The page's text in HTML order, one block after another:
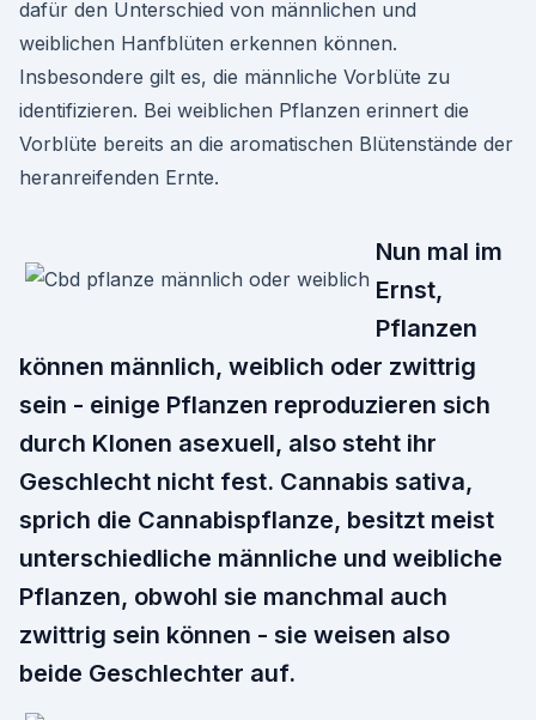
dafür den Unterschied von männlichen und
weiblichen Hanfblüten erkennen können.
Insbesondere gilt es, die männliche Vorblüte zu
identifizieren. Bei weiblichen Pflanzen erinnert die
Vorblüte bereits an die aromatischen Blütenstände der
heranreifenden Ernte.
Nun mal im
Ernst,
Pflanzen
können männlich, weiblich oder zwittrig
sein - einige Pflanzen reproduzieren sich
durch Klonen asexuell, also steht ihr
Geschlecht nicht fest. Cannabis sativa,
sprich die Cannabispflanze, besitzt meist
unterschiedliche männliche und weibliche
Pflanzen, obwohl sie manchmal auch
zwittrig sein können - sie weisen also
beide Geschlechter auf.